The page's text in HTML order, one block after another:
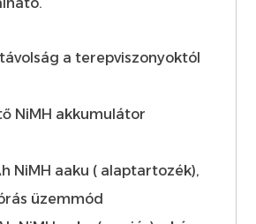
a terepviszonyoktól
NiMH akkumulátor
NiMH aaku ( alaptartozék),
üzemmód